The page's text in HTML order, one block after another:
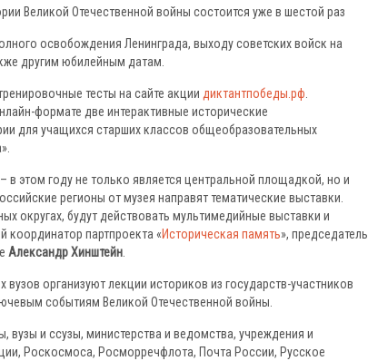
Великой Отечественной войны состоится уже в шестой раз
освобождения Ленинграда, выходу советских войск на
другим юбилейным датам.
тесты на сайте акции диктантпобеды.рф
формате две интерактивные исторические
для учащихся старших классов общеобразовательных
этом году не только является центральной площадкой, но и
регионы от музея направят тематические выставки.
округах, будут действовать мультимедийные выставки и
координатор партпроекта «Историческая память», председатель
Александр Хинштейн
организуют лекции историков из государств-участников
событиям Великой Отечественной войны.
и ссузы, министерства и ведомства, учреждения и
Роскосмоса, Росморречфлота, Почта России, Русское